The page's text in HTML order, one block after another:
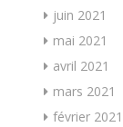
juin 2021
mai 2021
avril 2021
mars 2021
février 2021